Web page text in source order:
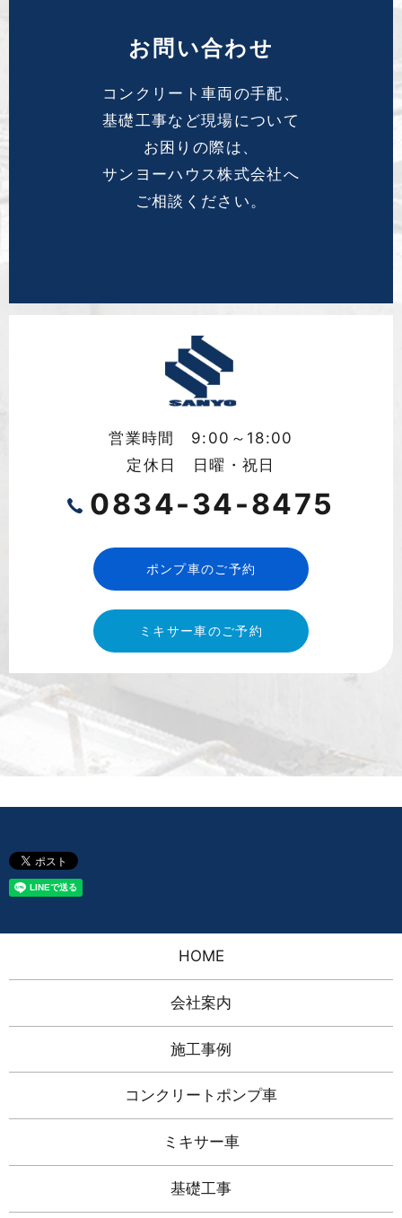
お問い合わせ
コンクリート車両の手配、
基礎工事など現場について
お困りの際は、
サンヨーハウス株式会社へ
ご相談ください。
営業時間 9:00～18:00
定休日 日曜・祝日
0834-34-8475
ポンプ車のご予約
ミキサー車のご予約
HOME
会社案内
施工事例
コンクリートポンプ車
ミキサー車
基礎工事